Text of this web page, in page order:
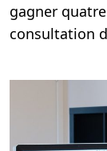
gagner
consultation